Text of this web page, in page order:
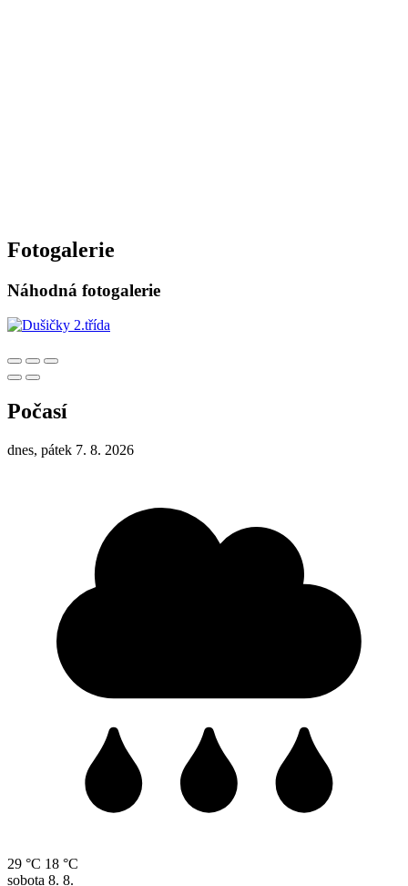
Fotogalerie
Náhodná fotogalerie
Počasí
dnes, pátek 7. 8. 2026
29 °C 18 °C
sobota 8. 8.